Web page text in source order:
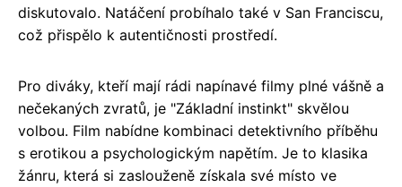
diskutovalo. Natáčení probíhalo také v San Franciscu,
což přispělo k autentičnosti prostředí.
Pro diváky, kteří mají rádi napínavé filmy plné vášně a
nečekaných zvratů, je "Základní instinkt" skvělou
volbou. Film nabídne kombinaci detektivního příběhu
s erotikou a psychologickým napětím. Je to klasika
žánru, která si zaslouženě získala své místo ve